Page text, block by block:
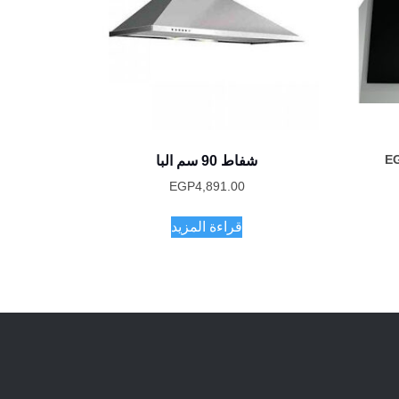
السعر
شفاط 90 سم البا
EGP4,891.00
قراءة المزيد